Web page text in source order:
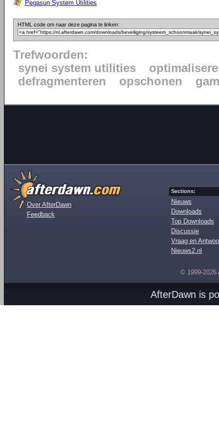
Pegasun System Utilities
HTML code om naar deze pagina te linken:
Trefwoorden:
synei system utilities
defragmenteren
opschonen
Over AfterDawn
Feedback
Sections:
Nieuws
Downloads
Top Downloads
Discussie
Vraag en
Nieuws2.nl
© 1999-2026
AfterDawn is